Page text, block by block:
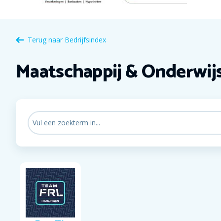
Terug naar Bedrijfsindex
Maatschappij &